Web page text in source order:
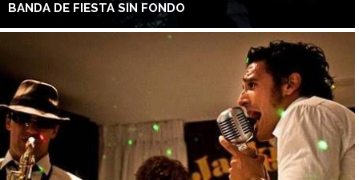
BANDA DE FIESTA SIN FONDO